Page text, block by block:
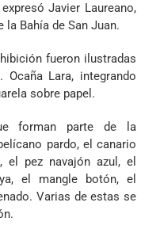
Javier Laureano,
Bahía de San Juan.
fueron ilustradas
Lara, integrando
sobre papel.
forman parte de la
pardo, el canario
el pez navajón azul, el
el mangle botón, el
Varias de estas se